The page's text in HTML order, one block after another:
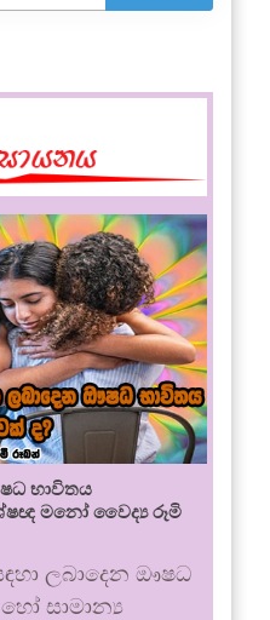
භාවිතය
මනෝ වෛද්‍ය රූමි
ලබාදෙන ඖෂධ
සාමාන්‍ය